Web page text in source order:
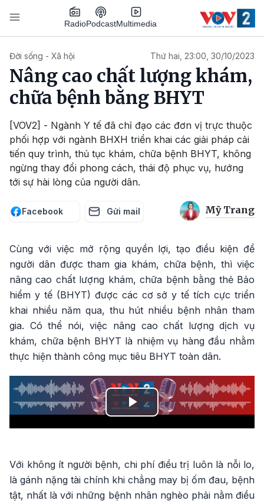
Nhảy đến nội dung
RadioPodcastMultimedia
Đời sống - Xã hội Thứ hai, 23:00, 30/10/2023
Nâng cao chất lượng khám,
chữa bệnh bằng BHYT
[VOV2] - Ngành Y tế đã chỉ đạo các đơn vị trực thuộc
phối hợp với ngành BHXH triển khai các giải pháp cải
tiến quy trình, thủ tục khám, chữa bệnh BHYT, không
ngừng thay đổi phong cách, thái độ phục vụ, hướng
tới sự hài lòng của người dân.
Facebook Gửi mail Mỹ Trang
Cùng với việc mở rộng quyền lợi, tạo điều kiện để
người dân được tham gia khám, chữa bệnh, thì việc
nâng cao chất lượng khám, chữa bệnh bằng thẻ Bảo
hiểm y tế (BHYT) được các cơ sở y tế tích cực triển
khai nhiều năm qua, thu hút nhiều bệnh nhân tham
gia. Có thể nói, việc nâng cao chất lượng dịch vụ
khám, chữa bệnh BHYT là nhiệm vụ hàng đầu nhằm
thực hiện thành công mục tiêu BHYT toàn dân.
Play
Với không ít người bệnh, chi phí điều trị luôn là nỗi lo,
là gánh nặng tài chính khi chẳng may bị ốm đau, bệnh
tật, nhất là với những bệnh nhân nghèo phải nằm điều